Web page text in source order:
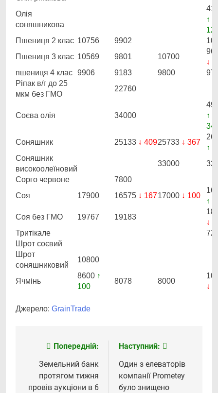
Олія
соняшникова
↑
Пшениця 2 клас 10756 9902
Пшениця 3 клас 10569 9801 10700
↓
пшениця 4 клас 9906 9183 9800
Ріпак в/г до 25
мкм без ГМО
22760
Соєва олія 34000
↑
Соняшник
25133 ↓ 40925733 ↓ 367
↑
Соняшник
високоолеїновий
33000
Сорго червоне
7800
Соя
17900 16575 ↓ 16717000 ↓ 100
↑
Соя без ГМО
19767 19183
↓
Тритікале
Шрот соєвий
Шрот
соняшниковий
10800
Ячмінь
8600 ↑
100
8078 8000
↓
Джерело: GrainTrade
Навігація
записів
Попередній:
Земельний банк
протягом тижня
провів аукціони в 6
Наступний:
Один з елеваторів
компанії Prometey
було знищено